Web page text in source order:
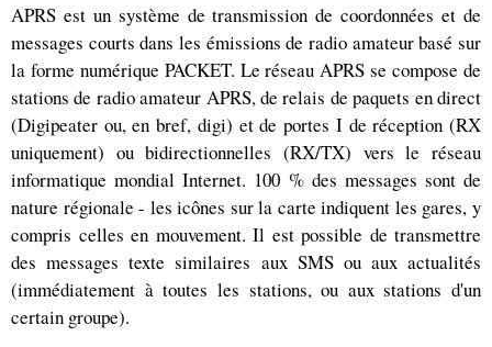
APRS est un système de transmission de coordonnées et de
messages courts dans les émissions de radio amateur basé sur
la forme numérique PACKET. Le réseau APRS se compose de
stations de radio amateur APRS, de relais de paquets en direct
(Digipeater ou, en bref, digi) et de portes I de réception (RX
uniquement) ou bidirectionnelles (RX/TX) vers le réseau
informatique mondial Internet. 100 % des messages sont de
nature régionale - les icônes sur la carte indiquent les gares, y
compris celles en mouvement. Il est possible de transmettre
des messages texte similaires aux SMS ou aux actualités
(immédiatement à toutes les stations, ou aux stations d'un
certain groupe).